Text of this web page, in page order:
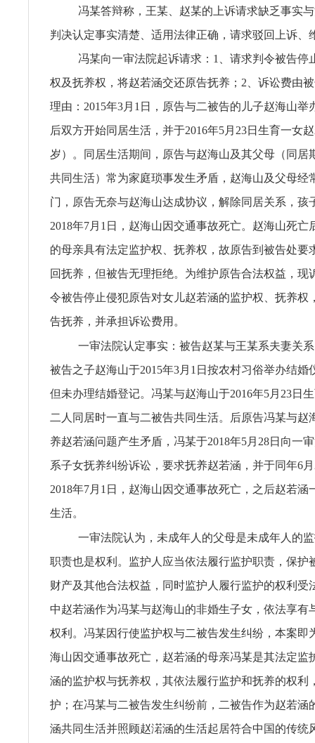
冯某答辩称，王某、赵某的上诉请求缺乏事实
判决认定事实清楚、适用法律正确，请求驳回上诉、
冯某向一审法院起诉请求：1、请求判令被告停
权及抚养权，将赵若涵交还原告抚养；2、诉讼费由
理由：2015年3月1日，原告与二被告的儿子赵海山举
后双方开始同居生活，并于2016年5月23日生育一女
岁）。同居生活期间，原告与赵海山及其父母（同居
共同生活）常为家庭琐事发生矛盾，赵海山及父母经
门，原告无奈与赵海山达成协议，解除同居关系，孩
2018年7月1日，赵海山因交通事故死亡。赵海山死亡
的母亲具有法定监护权、抚养权，故原告到被告处要
回抚养，但被告无理拒绝。为维护原告合法权益，现
令被告停止侵犯原告对女儿赵若涵的监护权、抚养权
告抚养，并承担诉讼费用。
一审法院认定事实：被告赵某与王某系夫妻关
被告之子赵海山于2015年3月1日按农村习俗举办结婚
但未办理结婚登记。冯某与赵海山于2016年5月23日
二人同居时一直与二被告共同生活。后原告冯某与赵
养赵若涵问题产生矛盾，冯某于2018年5月28日向一
系子女抚养纠纷诉讼，要求抚养赵若涵，并于同年6
2018年7月1日，赵海山因交通事故死亡，之后赵若涵
生活。
一审法院认为，未成年人的父母是未成年人的
职责也是权利。监护人应当依法履行监护职责，保护
财产及其他合法权益，同时监护人履行监护的权利受
中赵若涵作为冯某与赵海山的非婚生子女，依法享有
权利。冯某因行使监护权与二被告发生纠纷，本案即
海山因交通事故死亡，赵若涵的母亲冯某是其法定监
涵的监护权与抚养权，其依法履行监护和抚养的权利
护；在冯某与二被告发生纠纷前，二被告作为赵若涵
涵共同生活并照顾赵渃涵的生活起居符合中国的传统